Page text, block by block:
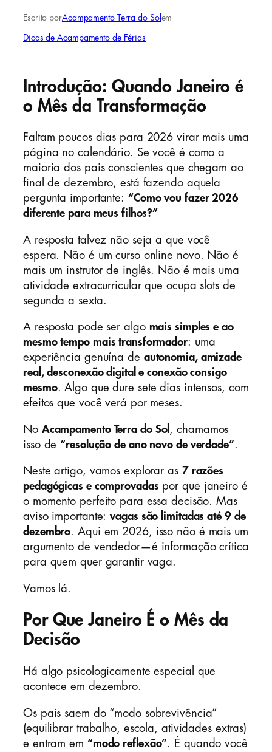
Escrito porAcampamento Terra do Sol em
Dicas de Acampamento de Férias
Introdução: Quando Janeiro é
o Mês da Transformação
Faltam poucos dias para 2026 virar mais uma
página no calendário. Se você é como a
maioria dos pais conscientes que chegam ao
final de dezembro, está fazendo aquela
pergunta importante: “Como vou fazer 2026
diferente para meus filhos?”
A resposta talvez não seja a que você
espera. Não é um curso online novo. Não é
mais um instrutor de inglês. Não é mais uma
atividade extracurricular que ocupa slots de
segunda a sexta.
A resposta pode ser algo mais simples e ao
mesmo tempo mais transformador: uma
experiência genuína de autonomia, amizade
real, desconexão digital e conexão consigo
mesmo. Algo que dure sete dias intensos, com
efeitos que você verá por meses.
No Acampamento Terra do Sol , chamamos
isso de“resolução de ano novo de verdade”.
Neste artigo, vamos explorar as 7 razões
pedagógicas e comprovadas por que janeiro é
o momento perfeito para essa decisão. Mas
aviso importante:vagas são limitadas até 9 de
dezembro. Aqui em 2026, isso não é mais um
argumento de vendedor—é informação crítica
para quem quer garantir vaga.
Vamos lá.
Por Que Janeiro É o Mês da
Decisão
Há algo psicologicamente especial que
acontece em dezembro.
Os pais saem do “modo sobrevivência”
(equilibrar trabalho, escola, atividades extras)
e entram em “modo reflexão”. É quando você